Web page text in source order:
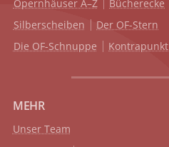
Opernhäuser A–Z
Bücherecke
Silberscheiben
Der OF-Stern
Die OF-Schnuppe
Kontrapunkt
MEHR
Unser Team